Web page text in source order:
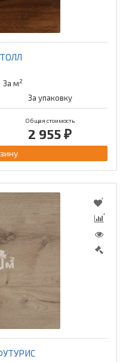
За м2
За упаковку
Общая стоимость
2 955 ₽